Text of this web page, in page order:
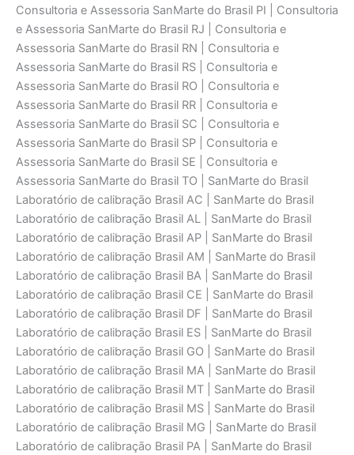
Consultoria e Assessoria SanMarte do Brasil PI | Consultoria
e Assessoria SanMarte do Brasil RJ | Consultoria e
Assessoria SanMarte do Brasil RN | Consultoria e
Assessoria SanMarte do Brasil RS | Consultoria e
Assessoria SanMarte do Brasil RO | Consultoria e
Assessoria SanMarte do Brasil RR | Consultoria e
Assessoria SanMarte do Brasil SC | Consultoria e
Assessoria SanMarte do Brasil SP | Consultoria e
Assessoria SanMarte do Brasil SE | Consultoria e
Assessoria SanMarte do Brasil TO | SanMarte do Brasil
Laboratório de calibraçāo Brasil AC | SanMarte do Brasil
Laboratório de calibraçāo Brasil AL | SanMarte do Brasil
Laboratório de calibraçāo Brasil AP | SanMarte do Brasil
Laboratório de calibraçāo Brasil AM | SanMarte do Brasil
Laboratório de calibraçāo Brasil BA | SanMarte do Brasil
Laboratório de calibraçāo Brasil CE | SanMarte do Brasil
Laboratório de calibraçāo Brasil DF | SanMarte do Brasil
Laboratório de calibraçāo Brasil ES | SanMarte do Brasil
Laboratório de calibraçāo Brasil GO | SanMarte do Brasil
Laboratório de calibraçāo Brasil MA | SanMarte do Brasil
Laboratório de calibraçāo Brasil MT | SanMarte do Brasil
Laboratório de calibraçāo Brasil MS | SanMarte do Brasil
Laboratório de calibraçāo Brasil MG | SanMarte do Brasil
Laboratório de calibraçāo Brasil PA | SanMarte do Brasil